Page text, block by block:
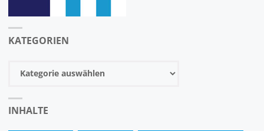
KATEGORIEN
INHALTE